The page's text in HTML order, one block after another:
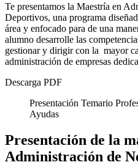
Te presentamos la Maestría en
Deportivos, una programa
área y enfocado para de una
alumno desarrolle las
gestionar y dirigir con la mayor
administración de empresas
Descarga PDF
Presentación Temario
Ayudas
Presentación de la
Administración de